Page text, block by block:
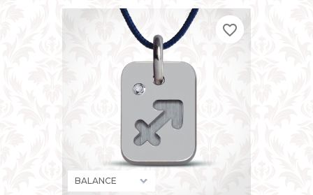
mais...
favorite_border
favorite_border
favorite_border